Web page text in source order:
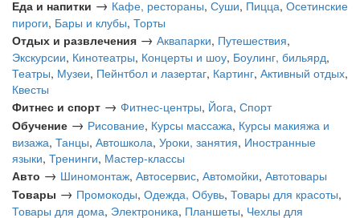
Еда и напитки → Кафе, рестораны, Суши, Пицца, Осетинские
пироги, Бары и клубы, Торты
Отдых и развлечения → Аквапарки, Путешествия,
Экскурсии, Кинотеатры, Концерты и шоу, Боулинг, бильярд,
Театры, Музеи, Пейнтбол и лазертаг, Картинг, Активный отдых,
Квесты
Фитнес и спорт → Фитнес-центры, Йога, Спорт
Обучение → Рисование, Курсы массажа, Курсы макияжа и
визажа, Танцы, Автошкола, Уроки, занятия, Иностранные
языки, Тренинги, Мастер-классы
Авто → Шиномонтаж, Автосервис, Автомойки, Автотовары
Товары → Промокоды, Одежда, Обувь, Товары для красоты,
Товары для дома, Электроника, Планшеты, Чехлы для